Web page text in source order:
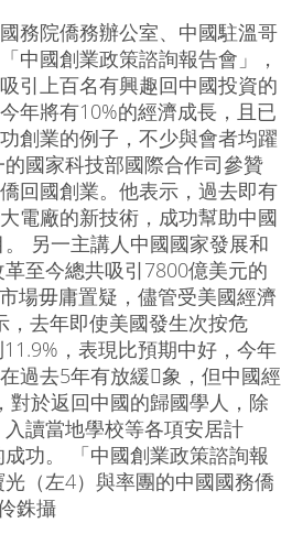
務院僑務辦公室、中國駐溫哥
中國創業政策諮詢報告會」，
引上百名有興趣回中國投資的
年將有10%的經濟成長，且已
創業的例子，不少與會者均躍
國家科技部國際合作司參贊
回國創業。他表示，過去即有
電廠的新技術，成功幫助中國
另一主講人中國國家發展和
至今總共吸引7800億美元的
場毋庸置疑，儘管受美國經濟
，去年即使美國發生次按危
，表現比預期中好，今年
過去5年有放緩象，但中國經
於返回中國的歸國學人，除
讀當地學校等各項安居計
功。 「中國創業政策諮詢報
（左4）與率團的中國國務僑
銖攝